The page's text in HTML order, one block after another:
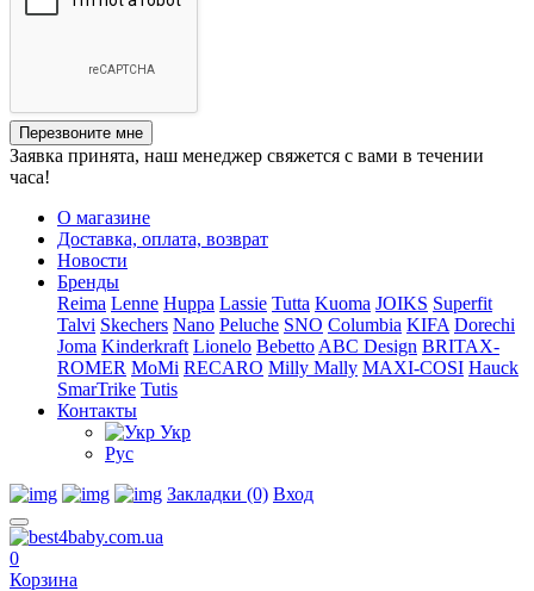
Перезвоните мне
Заявка принята, наш менеджер свяжется с вами в течении
часа!
О магазине
Доставка, оплата, возврат
Новости
Бренды
Reima Lenne Huppa Lassie Tutta Kuoma JOIKS Superfit
Talvi Skechers Nano Peluche SNO Columbia KIFA Dorechi
Joma Kinderkraft Lionelo Bebetto ABC Design BRITAX-
ROMER MoMi RECARO Milly Mally MAXI-COSI Hauck
SmarTrike Tutis
Контакты
Укр
Рус
Закладки (0) Вход
0
Корзина